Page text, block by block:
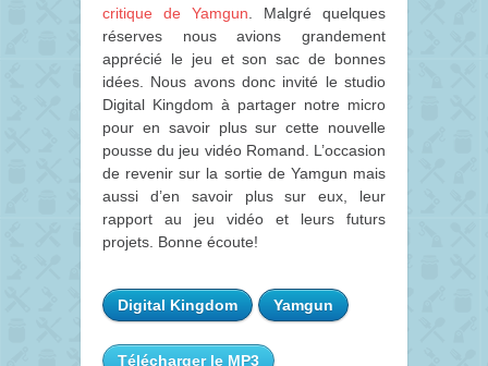
critique de Yamgun . Malgré quelques
réserves nous avions grandement
apprécié le jeu et son sac de bonnes
idées. Nous avons donc invité le studio
Digital Kingdom à partager notre micro
pour en savoir plus sur cette nouvelle
pousse du jeu vidéo Romand. L’occasion
de revenir sur la sortie de Yamgun mais
aussi d’en savoir plus sur eux, leur
rapport au jeu vidéo et leurs futurs
projets. Bonne écoute!
Digital Kingdom Yamgun
Télécharger le MP3